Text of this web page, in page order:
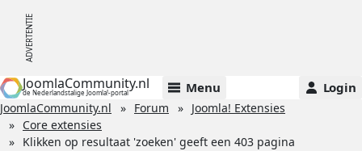
JoomlaCommunity.nl
de Nederlandstalige Joomla!-portal Menu Login
JoomlaCommunity.nl Forum
Joomla! Extensies
Core extensies
Klikken op resultaat 'zoeken' geeft een 403 pagina